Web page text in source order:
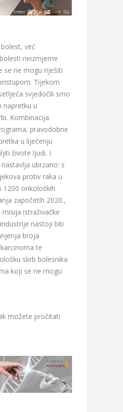
već
neizmjerne
se ne mogu riješiti
Tijekom
svjedočili smo
napretku u
Kombinacija
pravodobne
u liječenju
živote ljudi. I
ubrzano: s
protiv raka u
1200 onkoloških
započetih 2020.,
istraživačke
nastoji biti
broja
te
skrb bolesnika
koji se ne mogu
možete pročitati